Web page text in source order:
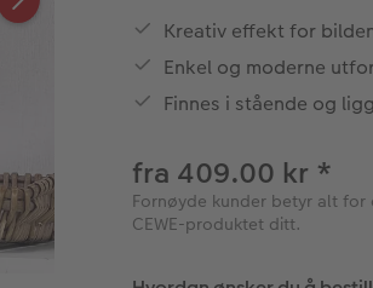
Kreativ effekt for
Enkel og moderne
Finnes i stående og
fra 409.00 kr *
Fornøyde kunder betyr alt
CEWE-produktet ditt.